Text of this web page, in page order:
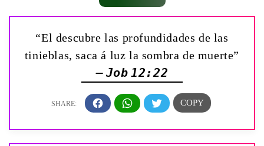
“El descubre las profundidades de las
tinieblas, saca á luz la sombra de muerte”
— Job 12:22